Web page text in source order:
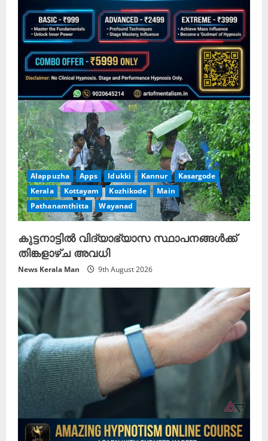
Alappuzha Apps Idukki Kannur
Kasargode
Kerala
Kottayam Kozhikode
Main
Pathanamthitta
Wayanad
കുട്ടനാട്ടിൽ വിദ്യാഭ്യാസ സ്ഥാപനങ്ങൾക്ക്
തിങ്കളാഴ്ച അവധി
News Kerala Man 9th August 2026